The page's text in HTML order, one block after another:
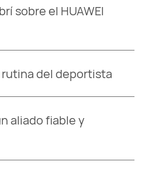
sobre el HUAWEI
del deportista
aliado fiable y